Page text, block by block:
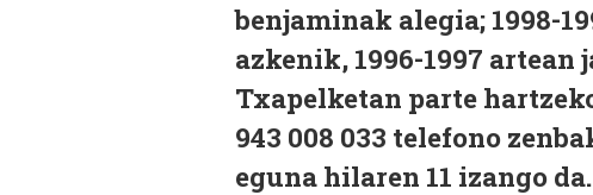
benjaminak alegia; 1998-
azkenik, 1996-1997
Txapelketan parte
943 008 033 telefono
eguna hilaren 11 izango da.